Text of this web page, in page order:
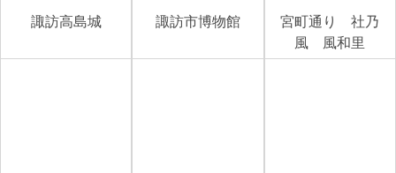
諏訪高島城 諏訪市博物館
宮町通り 社乃
風 風和里